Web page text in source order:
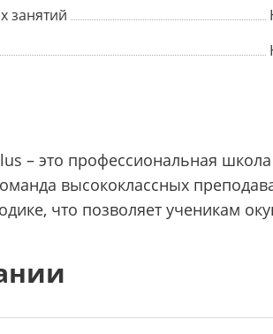
занятий
– это профессиональная
высококлассных
что позволяет ученикам